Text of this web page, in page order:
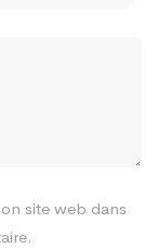
site web dans